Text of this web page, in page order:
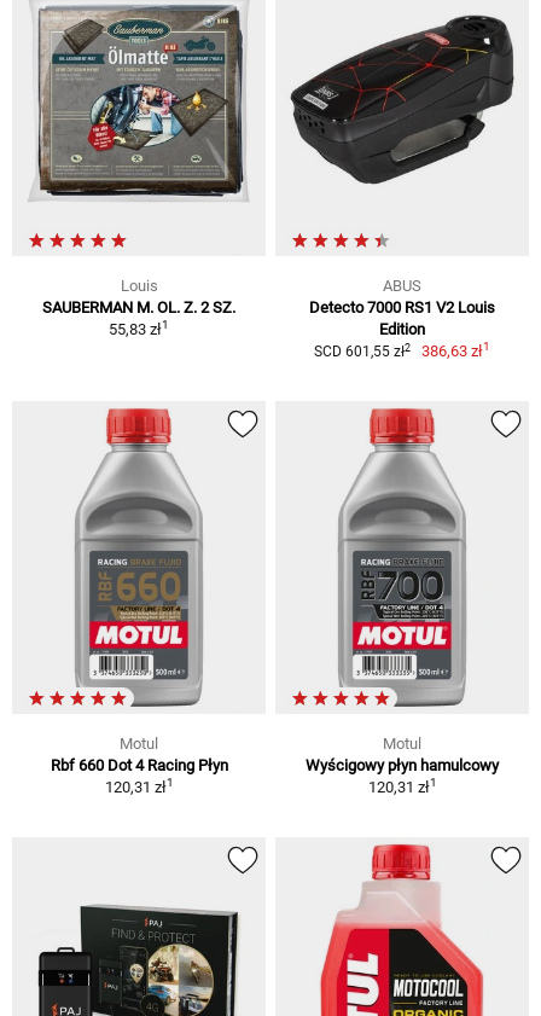
Louis
SAUBERMAN M. OL. Z. 2 SZ.
55,83 zł1
ABUS
Detecto 7000 RS1 V2 Louis
Edition
SCD 601,55 zł2 386,63 zł1
Motul
Rbf 660 Dot 4 Racing Płyn
120,31 zł1
Motul
Wyścigowy płyn hamulcowy
120,31 zł1